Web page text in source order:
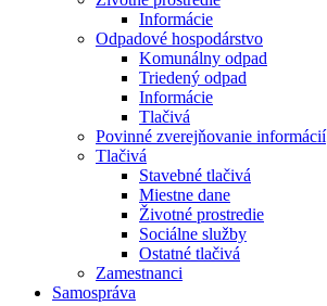
Informácie
Odpadové hospodárstvo
Komunálny odpad
Triedený odpad
Informácie
Tlačivá
Povinné zverejňovanie informácií
Tlačivá
Stavebné tlačivá
Miestne dane
Životné prostredie
Sociálne služby
Ostatné tlačivá
Zamestnanci
Samospráva